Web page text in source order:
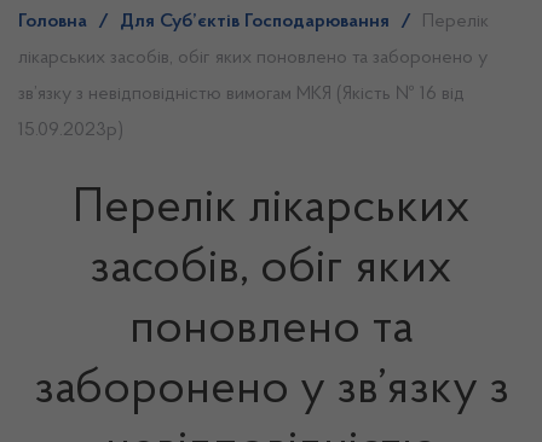
Головна / Для Суб’єктів Господарювання /
Перелік
лікарських засобів, обіг яких поновлено та заборонено у
зв’язку з невідповідністю вимогам МКЯ (Якість № 16 від
15.09.2023р)
Перелік лікарських
засобів, обіг яких
поновлено та
заборонено у зв’язку з